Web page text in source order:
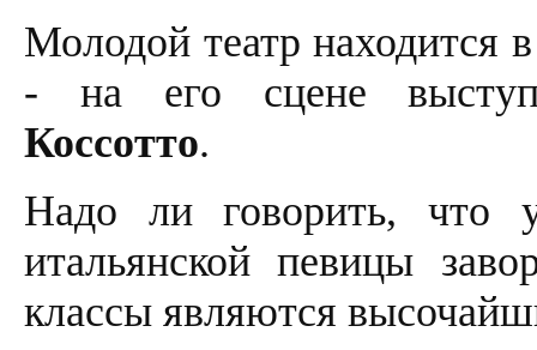
Молодой театр находится
- на его сцене
Коссотто.
Надо ли говорить, что
итальянской певицы
классы являются